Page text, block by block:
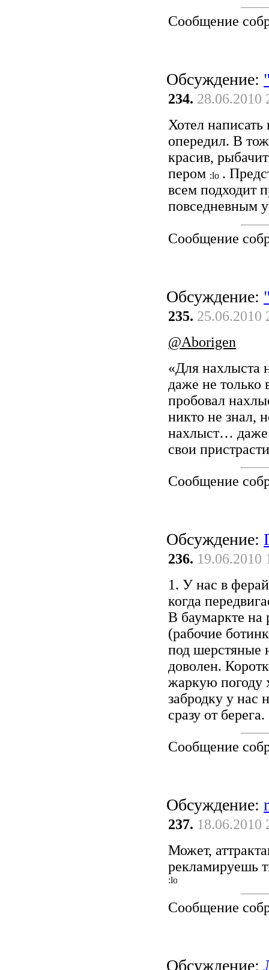
Сообщение
Обсуждение:
234. 28.06.2010
Хотел
опередил. В
красив,
пером
.
всем подходит
повседневным
Сообщение
Обсуждение:
235. 25.06.2010
@Aborigen
«Для нахлыста
даже не только
пробовал
никто не знал,
нахлыст… даже
свои
Сообщение
Обсуждение:
236. 19.06.2010
1. У нас в
когда
В баумаркте на
(рабочие
под шерстяные
доволен.
жаркую погоду
забродку у нас
сразу от берега.
Сообщение
Обсуждение:
237. 18.06.2010
Может,
рекламируешь
Сообщение
Обсуждение: